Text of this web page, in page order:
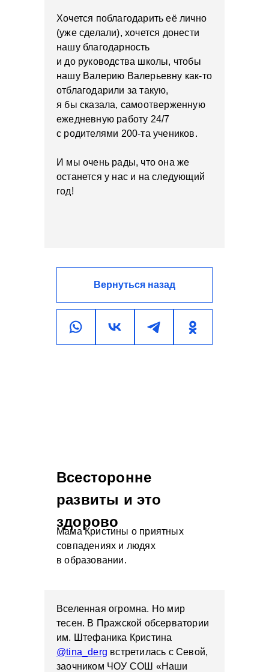
Вернуться назад
Хочется поблагодарить её лично
(уже сделали), хочется донести
нашу благодарность
и до руководства школы, чтобы
нашу Валерию Валерьевну как-то
отблагодарили за такую,
я бы сказала, самоотверженную
ежедневную работу 24/7
с родителями 200-та учеников.
И мы очень рады, что она же
останется у нас и на следующий
год!
Всесторонне
развиты и это
здорово
Мама Кристины о приятных
совпадениях и людях
в образовании.
Вселенная огромна. Но мир
тесен. В Пражской обсерватории
им. Штефаника Кристина
@tina_derg встретилась с Севой,
заочником ЧОУ СОШ «Наши